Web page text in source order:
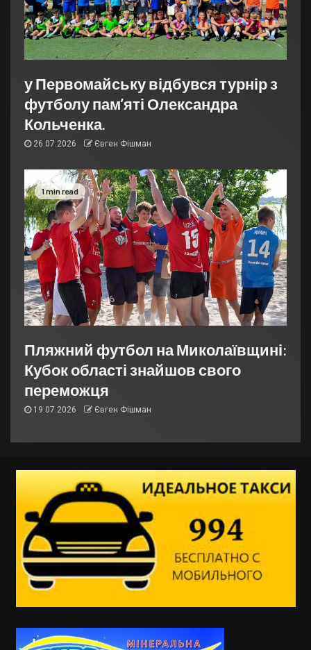
у Первомайську відбувся турнір з
футболу пам’яті Олександра
Кольченка.
26.07.2026 Євген Фішман
1 min read
Пляжний футбол на Миколаївщині:
Кубок області знайшов свого
переможця
19.07.2026 Євген Фішман